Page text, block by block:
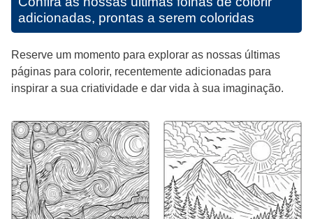
adicionadas, prontas a serem coloridas
Reserve um momento para explorar as nossas últimas
páginas para colorir, recentemente adicionadas para
inspirar a sua criatividade e dar vida à sua imaginação.